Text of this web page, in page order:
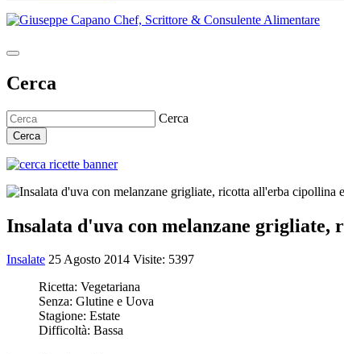
Cerca
Cerca
Cerca
Insalata d'uva con melanzane
Insalate 25 Agosto 2014 Visite: 5397
Ricetta: Vegetariana
Senza: Glutine e Uova
Stagione: Estate
Difficoltà: Bassa